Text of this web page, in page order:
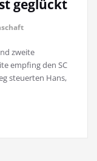
geglückt
zweite
empfing den SC
steuerten Hans,